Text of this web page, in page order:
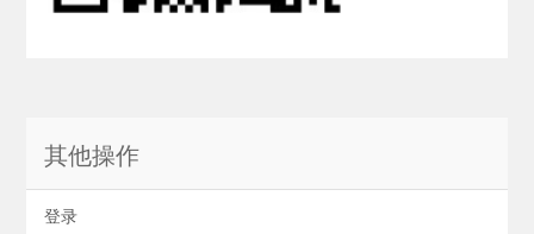
其他操作
登录